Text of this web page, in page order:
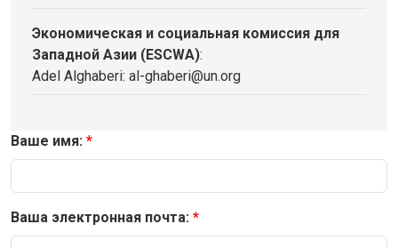
Экономическая и социальная комиссия для
Западной Азии (ESCWA):
Adel Alghaberi: al-ghaberi@un.org
Ваше имя:
Ваша электронная почта: